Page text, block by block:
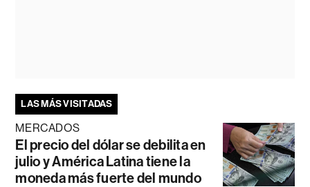
LAS MÁS VISITADAS
MERCADOS
El precio del dólar se debilita en
julio y América Latina tiene la
moneda más fuerte del mundo